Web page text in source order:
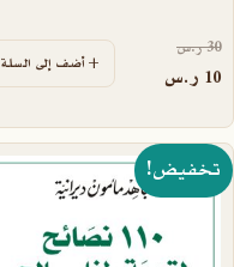
30ر.سالسعر الأصلي هو: 30 ر.س.
10 ر.سالسعر الحالي هو: 10 ر.س.
أضف إلى السلة
تخفيض!